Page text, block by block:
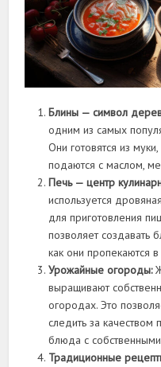
Блины — символ
одним из самых
Они готовятся из
подаются с маслом,
Печь — центр
используется
для приготовления
позволяет создавать
как они пропекаются
Урожайные огороды:
выращивают
огородах. Это
следить за качеством
блюда с
Традиционные